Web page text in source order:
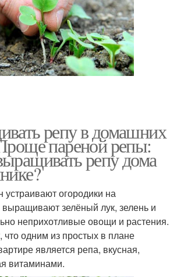
репу в домашних
пареной репы:
репу дома
устраивают огородики на
выращивают зелёный лук, зелень и
неприхотливые овощи и растения.
что одним из простых в плане
является репа, вкусная,
витаминами.